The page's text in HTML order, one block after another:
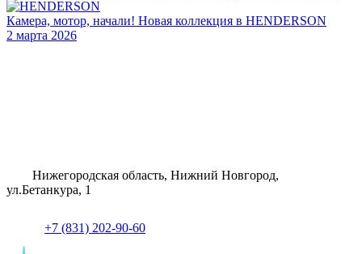
Камера, мотор, начали! Новая коллекция в HENDERSON
2 марта 2026
Нижегородская область, Нижний Новгород,
ул.Бетанкура, 1
+7 (831) 202-90-60